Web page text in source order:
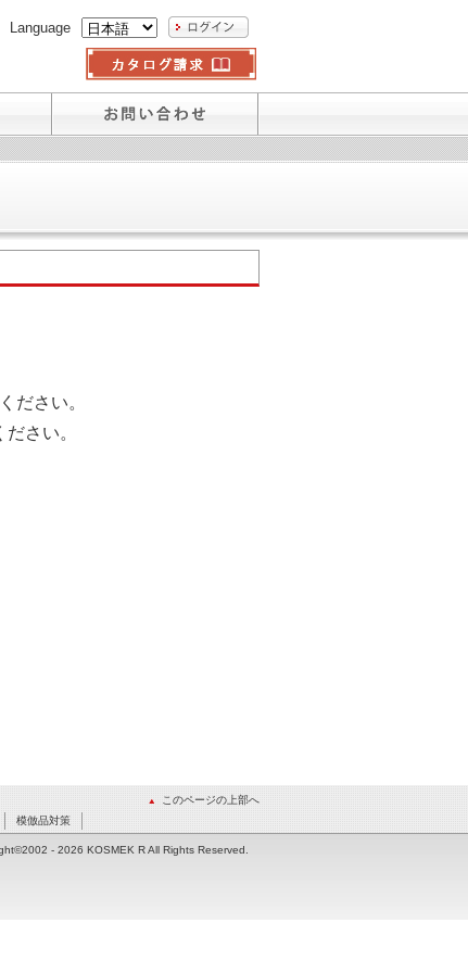
Language
ださい。
さい。
このページの上部へ
模倣品対策
- 2026 KOSMEK R All Rights Reserved.